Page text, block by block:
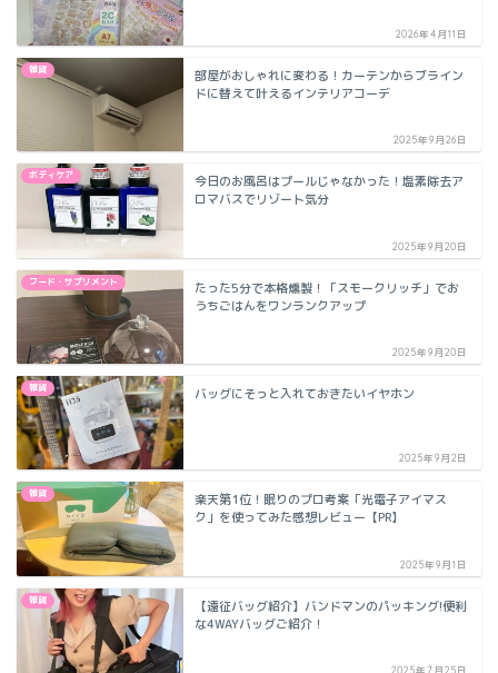
2026年4月11日
雑貨
部屋がおしゃれに変わる！カーテンからブライン
ドに替えて叶えるインテリアコーデ
2025年9月26日
ボディケア
今日のお風呂はプールじゃなかった！塩素除去ア
ロマバスでリゾート気分
2025年9月20日
フード・サプリメント
たった5分で本格燻製！「スモークリッチ」でお
うちごはんをワンランクアップ
2025年9月20日
雑貨 バッグにそっと入れておきたいイヤホン
2025年9月2日
雑貨
楽天第1位！眠りのプロ考案「光電子アイマス
ク」を使ってみた感想レビュー【PR】
2025年9月1日
雑貨
【遠征バッグ紹介】バンドマンのパッキング!便利
な4WAYバッグご紹介！
2025年7月25日